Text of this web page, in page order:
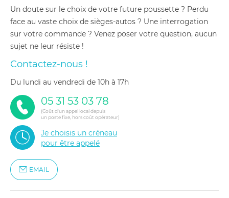
Un doute sur le choix de votre future poussette ? Perdu
face au vaste choix de sièges-autos ? Une interrogation
sur votre commande ? Venez poser votre question, aucun
sujet ne leur résiste !
Contactez-nous !
du lundi au vendredi de 10h à 17h
05 31 53 03 78
(Coût d'un appel local depuis
un poste fixe, hors coût opérateur)
Je choisis un créneau
pour être appelé
EMAIL